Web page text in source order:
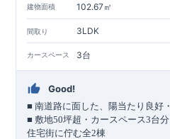
建物面積 102.67㎡
間取り 3LDK
カースペース 3台
Good!
■南道路に面した、陽当たり良好
■敷地50坪超・カースペース3台
住宅街に佇む全2棟